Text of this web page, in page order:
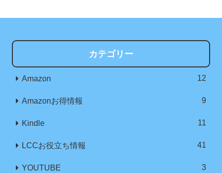
カテゴリー
Amazon 12
Amazonお得情報 9
Kindle 11
LCCお役立ち情報 41
YOUTUBE 3